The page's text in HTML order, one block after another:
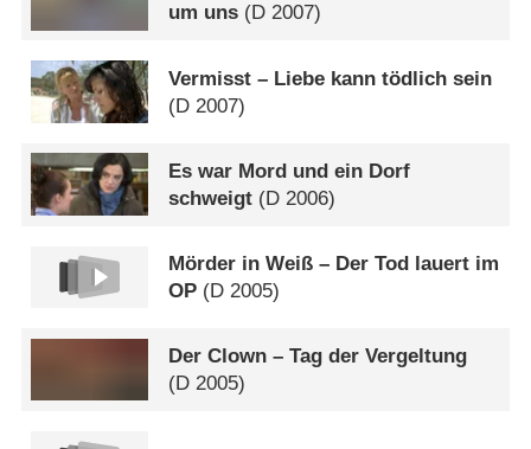
um uns (D 2007)
Vermisst – Liebe kann tödlich sein
(D 2007)
Es war Mord und ein Dorf
schweigt (D 2006)
Mörder in Weiß – Der Tod lauert im
OP (D 2005)
Der Clown – Tag der Vergeltung
(D 2005)